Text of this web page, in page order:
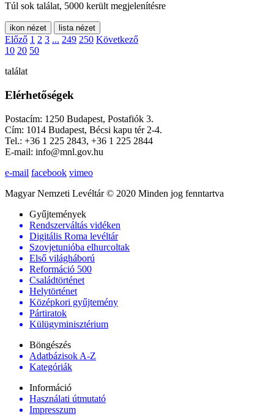
Túl sok találat, 5000 került megjelenítésre
ikon nézet lista nézet
Előző 1 2 3 ... 249 250 Következő
10 20 50
találat
Elérhetőségek
Postacím: 1250 Budapest, Postafiók 3.
Cím: 1014 Budapest, Bécsi kapu tér 2-4.
Tel.: +36 1 225 2843, +36 1 225 2844
E-mail: info@mnl.gov.hu
e-mail facebook vimeo
Magyar Nemzeti Levéltár © 2020 Minden jog fenntartva
Gyűjtemények
Rendszerváltás vidéken
Digitális Roma levéltár
Szovjetunióba elhurcoltak
Első világháború
Reformáció 500
Családtörténet
Helytörténet
Középkori gyűjtemény
Pártiratok
Külügyminisztérium
Böngészés
Adatbázisok A-Z
Kategóriák
Információ
Használati útmutató
Impresszum